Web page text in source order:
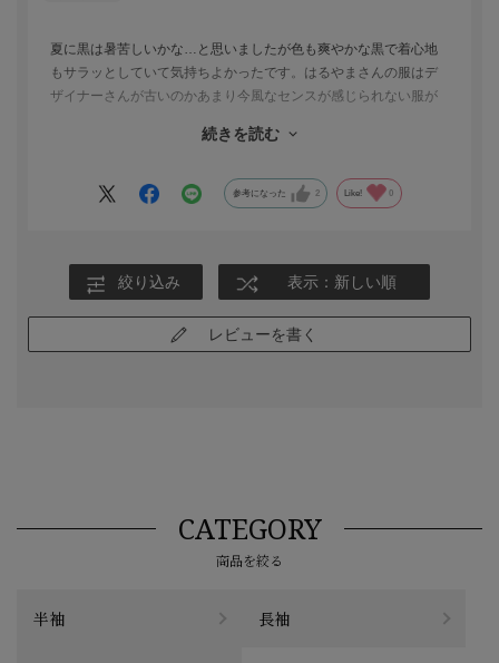
夏に黒は暑苦しいかな…と思いましたが色も爽やかな黒で着心地
もサラッとしていて気持ちよかったです。はるやまさんの服はデ
ザイナーさんが古いのかあまり今風なセンスが感じられない服が
た。全体的にはるやまさんの形は昔っぽい、野暮ったい服が多い
ます。辛口ですみません。でも生地とか素材はとても着やすくて
良いと思ってるのでもっとオシャレな感じの服だと嬉しいです。
続きを読む
参考になった 2 Like! 0
絞り込み 表示：新しい順
レビューを書く
CATEGORY
商品を絞る
半袖 長袖